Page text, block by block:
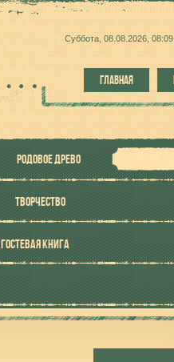
Суббота, 08.08.2026, 08:09
ГЛАВНАЯ
РОДОВОЕ ДРЕВО
ТВОРЧЕСТВО
ГОСТЕВАЯ КНИГА